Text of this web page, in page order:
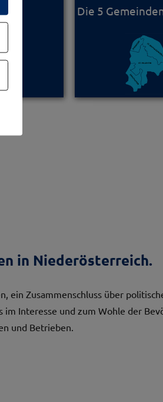
Die 5
in Niederösterreich.
ein Zusammenschluss über
Interesse und zum Wohle der
und Betrieben.